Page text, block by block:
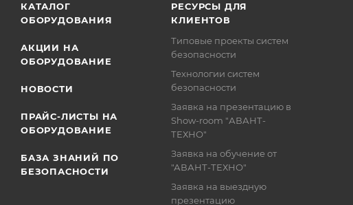
КАТАЛОГ
ОБОРУДОВАНИЯ
АКЦИИ НА
ОБОРУДОВАНИЕ
НОВОСТИ
ПРАЙС-ЛИСТЫ НА
ОБОРУДОВАНИЕ
БАЗА ЗНАНИЙ ПО
БЕЗОПАСНОСТИ
РЕСУРСЫ ДЛЯ
КЛИЕНТОВ
Типовые проекты систем
безопасности
Технологии систем
безопасности
Заявка на презентацию в
Show-room "АВАНТ-
ТЕХНО"
Заявка на обучение от
"АВАНТ-ТЕХНО"
Заявка на выездную
презентацию